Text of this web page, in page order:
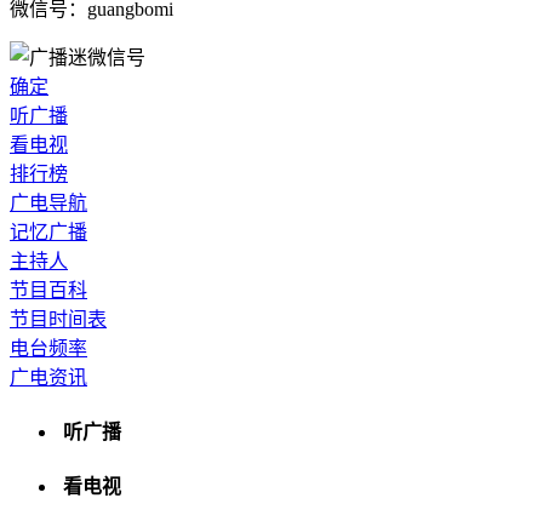
微信号：guangbomi
确定
听广播
看电视
排行榜
广电导航
记忆广播
主持人
节目百科
节目时间表
电台频率
广电资讯
听广播
看电视